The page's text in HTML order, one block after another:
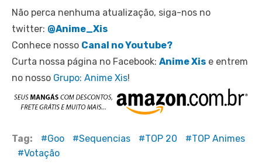
Não perca nenhuma atualização, siga-nos no
twitter: @Anime_Xis
Conhece nosso Canal no Youtube?
Curta nossa página no Facebook: Anime Xis e entrem
no nosso Grupo: Anime Xis!
Tag: Goo Sequencias TOP 20
TOP Animes
Votação